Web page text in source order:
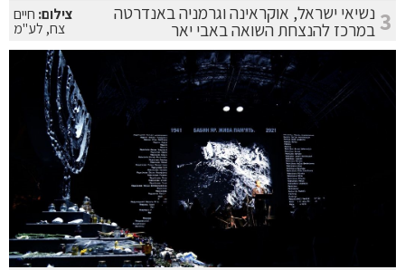
3 נשיאי ישראל, אוקראינה וגרמניה באנדרטה
במרכז להנצחת השואה באבי יאר
צילום: חיים
צח, לע"מ